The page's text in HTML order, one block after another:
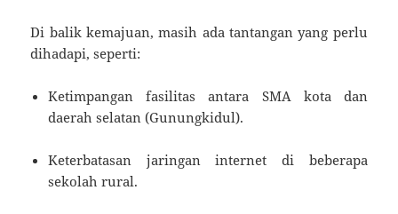
Di balik kemajuan, masih ada tantangan yang perlu
dihadapi, seperti:
Ketimpangan fasilitas antara SMA kota dan
daerah selatan (Gunungkidul).
Keterbatasan jaringan internet di beberapa
sekolah rural.